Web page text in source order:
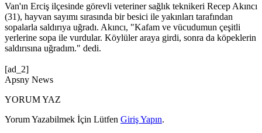
Van'ın Erciş ilçesinde görevli veteriner sağlık teknikeri Recep Akıncı
(31), hayvan sayımı sırasında bir besici ile yakınları tarafından
sopalarla saldırıya uğradı. Akıncı, "Kafam ve vücudumun çeşitli
yerlerine sopa ile vurdular. Köylüler araya girdi, sonra da köpeklerin
saldırısına uğradım." dedi.
[ad_2]
Apsny News
YORUM YAZ
Yorum Yazabilmek İçin Lütfen Giriş Yapın.